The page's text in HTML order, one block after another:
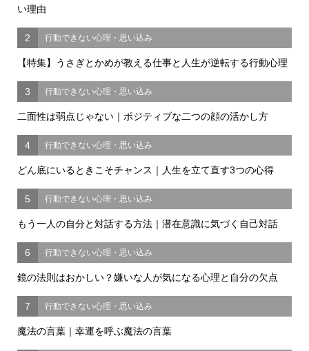
い理由
2 行動できない心理・思い込み
【特集】うさぎとかめが教える仕事と人生が逆転する行動心理
3 行動できない心理・思い込み
二面性は弱点じゃない｜ポジティブな二つの顔の活かし方
4 行動できない心理・思い込み
どん底にいるときこそチャンス｜人生を立て直す3つの心得
5 行動できない心理・思い込み
もう一人の自分と対話する方法｜潜在意識に気づく自己対話
6 行動できない心理・思い込み
鏡の法則はおかしい？嫌いな人が気になる心理と自分の欠点
7 行動できない心理・思い込み
魔法の言葉｜幸運を呼ぶ魔法の言葉